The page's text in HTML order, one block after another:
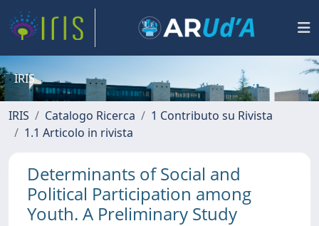
IRIS
IRIS Catalogo Ricerca
1 Contributo su Rivista
1.1 Articolo in rivista
Determinants of Social and
Political Participation among
Youth. A Preliminary Study